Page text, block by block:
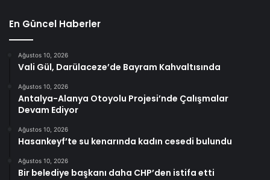
En Güncel Haberler
Ağustos 10, 2026
Vali Gül, Darülaceze’de Bayram Kahvaltısında
Ağustos 10, 2026
Antalya-Alanya Otoyolu Projesi’nde Çalışmalar
Devam Ediyor
Ağustos 10, 2026
Hasankeyf’te su kenarında kadın cesedi bulundu
Ağustos 10, 2026
Bir belediye başkanı daha CHP’den istifa etti